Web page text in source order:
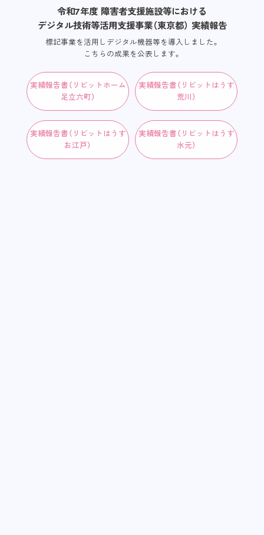
令和7年度 障害者支援施設等における
デジタル技術等活用支援事業（東京都） 実績報告
標記事業を活用しデジタル機器等を導入しました。
こちらの成果を公表します。
実績報告書（リビットホーム
足立六町）
実績報告書（リビットはうす
荒川）
実績報告書（リビットはうす
お江戸）
実績報告書（リビットはうす
水元）